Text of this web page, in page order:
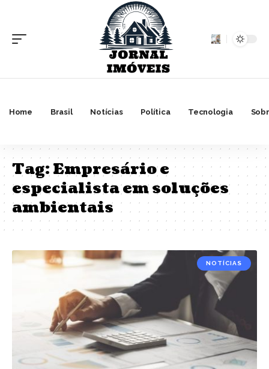
Home Brasil Notícias Política Tecnologia
Tag:Empresário e
especialista em soluções
ambientais
NOTÍCIAS